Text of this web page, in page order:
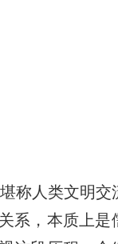
称人类文明交
系，本质上是